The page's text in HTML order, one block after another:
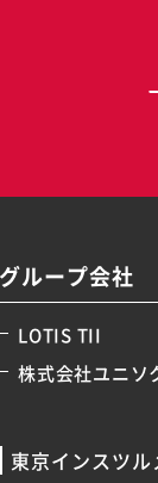
グループ会社
LOTIS TII
株式会社ユニソ
東京インスツ